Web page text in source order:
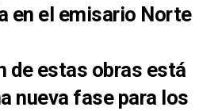
en el emisario Norte
de estas obras está
nueva fase para los